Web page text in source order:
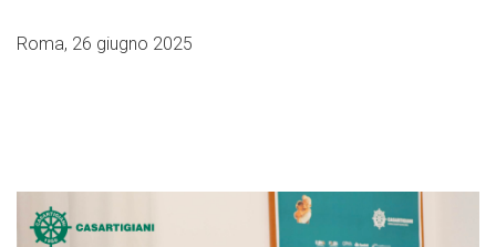
Roma, 26 giugno 2025